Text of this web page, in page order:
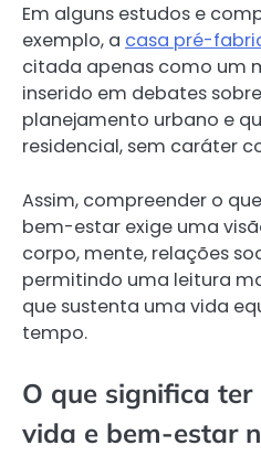
Em alguns estudos e
exemplo, a casa pré-
citada apenas como um
inserido em debates
planejamento urbano e
residencial, sem caráter
Assim, compreender o
bem-estar exige uma
corpo, mente, relações
permitindo uma leitura
que sustenta uma vida
tempo.
O que significa
vida e bem-estar